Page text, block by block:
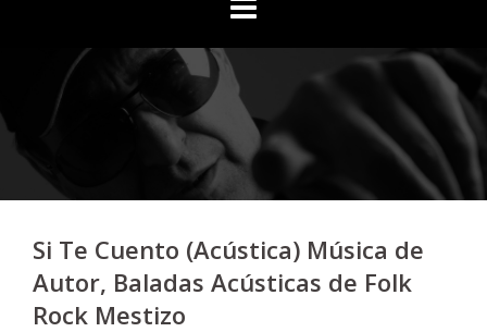
Si Te Cuento (Acústica) Música de
Autor, Baladas Acústicas de Folk
Rock Mestizo